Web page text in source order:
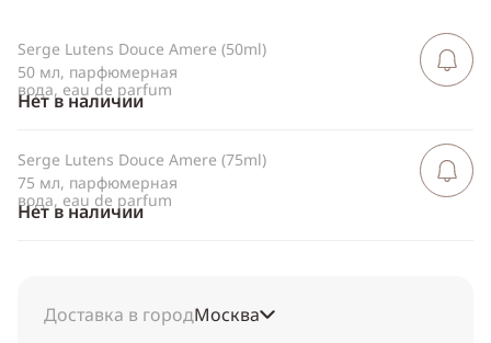
Serge Lutens Douce Amere (50ml)
50 мл, парфюмерная
вода, eau de parfum
Нет в наличии
Сообщить
Serge Lutens Douce Amere (75ml)
75 мл, парфюмерная
вода, eau de parfum
Нет в наличии
Сообщить
Доставка в городМосква